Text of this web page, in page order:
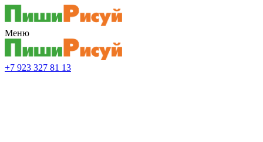
Меню
+7 923 327 81 13